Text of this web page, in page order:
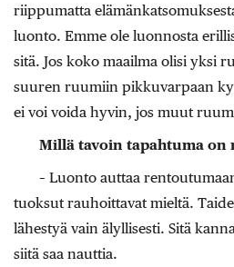
riippumatta
luonto. Emme ole luonnosta
sitä. Jos koko maailma olisi yksi
suuren ruumiin pikkuvarpaan
ei voi voida hyvin, jos muut
Millä tavoin tapahtuma on
– Luonto auttaa
tuoksut rauhoittavat mieltä.
lähestyä vain älyllisesti. Sitä
siitä saa nauttia.